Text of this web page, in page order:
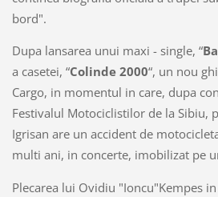
bord".
Dupa lansarea unui maxi - single, “
a casetei, “Colinde 2000“, un nou
Cargo, in momentul in care, dupa
Festivalul Motociclistilor de la Sibiu,
Igrisan are un accident de
multi ani, in concerte, imobilizat pe
Plecarea lui Ovidiu "Ioncu"Kempes